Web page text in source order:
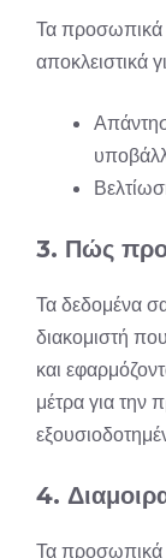
Τα προσωπικά
αποκλειστικά
3. Πώς
Τα δεδομένα
διακομιστή
και
μέτρα για την
4.
Τα προσωπικά